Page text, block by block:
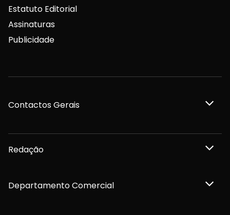
Estatuto Editorial
Assinaturas
Publicidade
Contactos Gerais
Redação
Departamento Comercial